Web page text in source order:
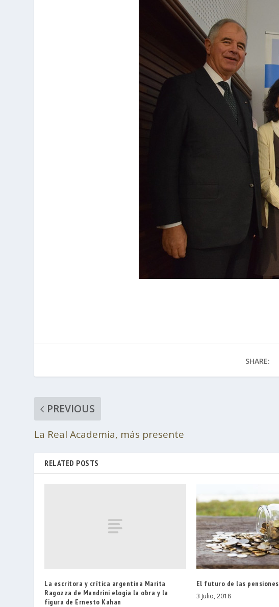
SHARE:
PREVIOUS
La Real Academia, más presente
RELATED POSTS
La escritora y crítica argentina Marita
Ragozza de Mandrini elogia la obra y la
figura de Ernesto Kahan
El futuro de las pensiones
3 Julio, 2018